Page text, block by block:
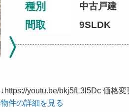
種別 中古戸建
間取 9SLDK
↓https://youtu.be/bkj5fL3l5Dc 価格
物件の詳細を見る